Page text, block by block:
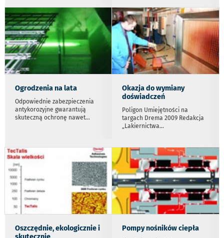
Ogrodzenia na lata
Odpowiednie zabezpieczenia
antykorozyjne gwarantują
skuteczną ochronę nawet...
Okazja do wymiany
doświadczeń
Poligon Umiejętności na
targach Drema 2009 Redakcja
„Lakiernictwa...
Oszczędnie, ekologicznie i
Pompy nośników ciepła